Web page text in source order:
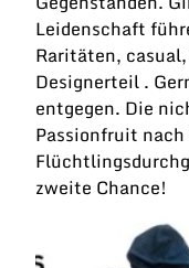
Leidenschaft
Raritäten,
Designerteil .
entgegen. Die
Passionfruit nach
zweite Chance!